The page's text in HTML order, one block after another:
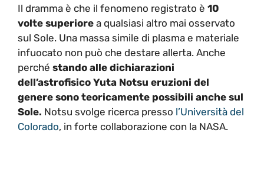
Il dramma è che il fenomeno registrato è 10
volte superiore a qualsiasi altro mai osservato
sul Sole. Una massa simile di plasma e materiale
infuocato non può che destare allerta. Anche
perché stando alle dichiarazioni
dell’astrofisico Yuta Notsu eruzioni del
genere sono teoricamente possibili anche sul
Sole. Notsu svolge ricerca presso l’Università del
Colorado, in forte collaborazione con la NASA.